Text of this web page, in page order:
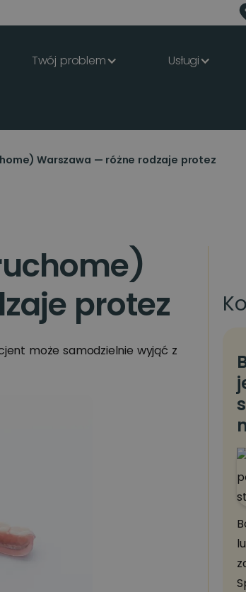
Twój problem Usługi
Warszawa — różne rodzaje protez
protez
może samodzielnie wyjąć z